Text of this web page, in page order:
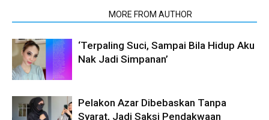
MORE FROM AUTHOR
‘Terpaling Suci, Sampai Bila Hidup Aku
Nak Jadi Simpanan’
Pelakon Azar Dibebaskan Tanpa
Syarat, Jadi Saksi Pendakwaan